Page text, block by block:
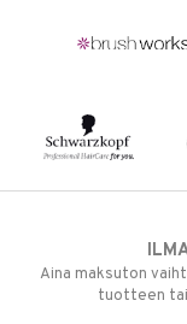
Aina maksuton
tuotteen